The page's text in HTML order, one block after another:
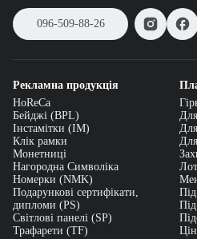
- мобільність – легко встановити
- естетичність – виглядають
- функціональність – можливість
інформаційне наповнення.
Де
· На столах у ресторанах, кафе,
· На ресепшн або стійках
· У салонах краси, медичних
· У виставкових зонах, на промо-
096-509-88-26
Рекламна продукція
HoReCa
Бейджі (BPL)
Інстамітки (IM)
Клік рамки
Монетниці
Нагородна Символіка
Номерки (NMK)
Подарункові сертифікати,
дипломи (PS)
Світлові панелі (SP)
Трафарети (TF)